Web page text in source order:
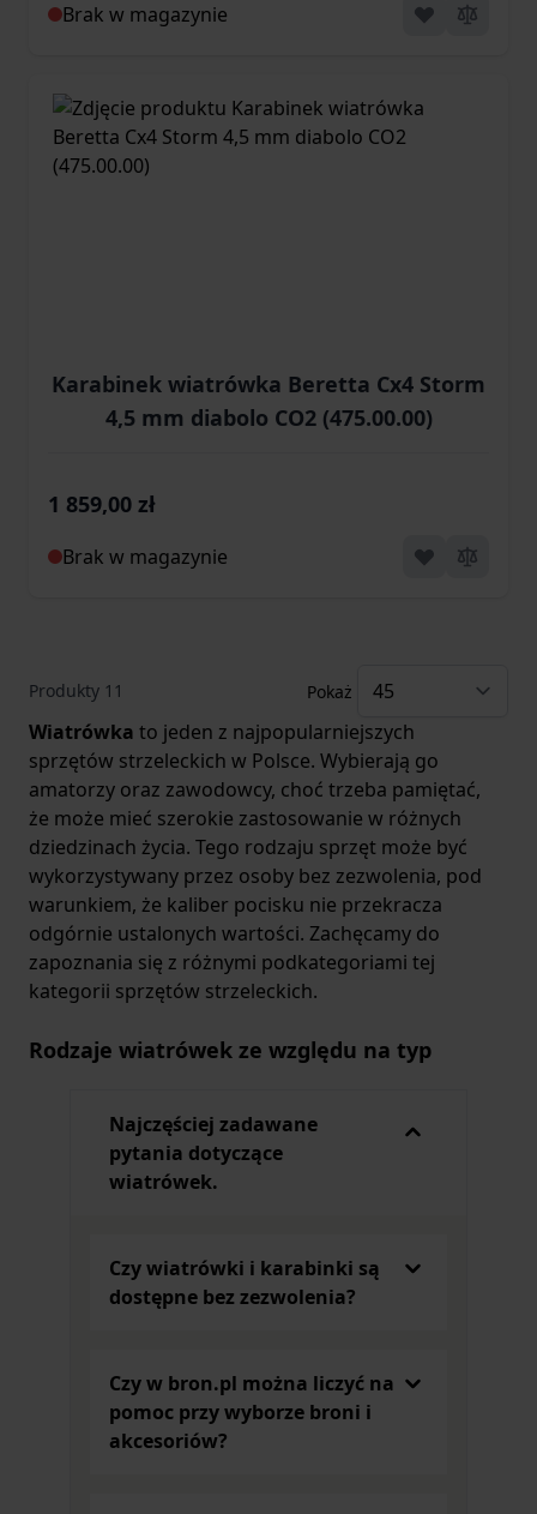
Brak w magazynie
Karabinek wiatrówka Beretta Cx4 Storm
4,5 mm diabolo CO2 (475.00.00)
1 859,00 zł
Brak w magazynie
Produkty 11 Pokaż
Wiatrówka to jeden z najpopularniejszych
sprzętów strzeleckich w Polsce. Wybierają go
amatorzy oraz zawodowcy, choć trzeba pamiętać,
że może mieć szerokie zastosowanie w różnych
dziedzinach życia. Tego rodzaju sprzęt może być
wykorzystywany przez osoby bez zezwolenia, pod
warunkiem, że kaliber pocisku nie przekracza
odgórnie ustalonych wartości. Zachęcamy do
zapoznania się z różnymi podkategoriami tej
kategorii sprzętów strzeleckich.
Rodzaje wiatrówek ze względu na typ
względu na typ na dwa rodzaje:
Modele krótkie – w tej podkategorii znajdziemy
takie sprzęty strzeleckie jak pistolety – miedzy
rewolwery – np.Colt Peacemaker Single Action
do złudzenia przypominający oryginalny
karabinków – w tymAirmaster 200 TGz
gwintowaną lufą i polimerową kolbą - oraz strzelb
Gamo Hunter 440
Najczęściej zadawane
pytania dotyczące
wiatrówek.
Czy wiatrówki i karabinki są
dostępne bez zezwolenia?
Czy w bron.pl można liczyć na
pomoc przy wyborze broni i
akcesoriów?